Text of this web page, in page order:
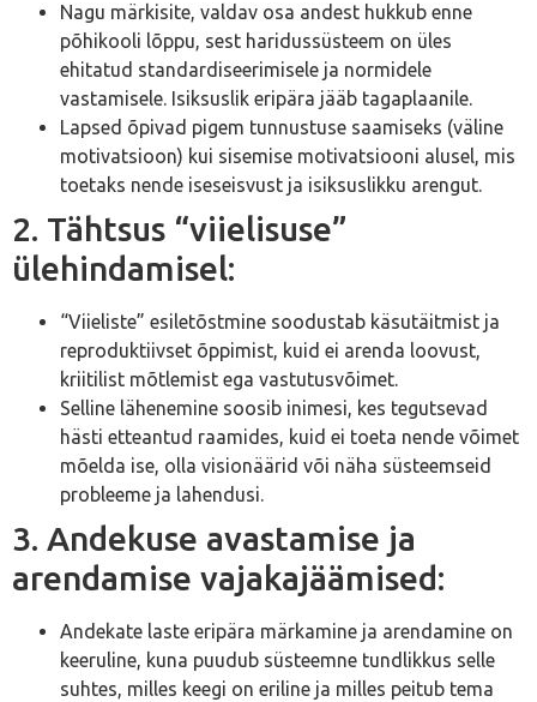
Nagu märkisite, valdav osa andest hukkub enne
põhikooli lõppu, sest haridussüsteem on üles
ehitatud standardiseerimisele ja normidele
vastamisele. Isiksuslik eripära jääb tagaplaanile.
Lapsed õpivad pigem tunnustuse saamiseks (väline
motivatsioon) kui sisemise motivatsiooni alusel, mis
toetaks nende iseseisvust ja isiksuslikku arengut.
2. Tähtsus “viielisuse”
ülehindamisel:
“Viieliste” esiletõstmine soodustab käsutäitmist ja
reproduktiivset õppimist, kuid ei arenda loovust,
kriitilist mõtlemist ega vastutusvõimet.
Selline lähenemine soosib inimesi, kes tegutsevad
hästi etteantud raamides, kuid ei toeta nende võimet
mõelda ise, olla visionäärid või näha süsteemseid
probleeme ja lahendusi.
3. Andekuse avastamise ja
arendamise vajakajäämised:
Andekate laste eripära märkamine ja arendamine on
keeruline, kuna puudub süsteemne tundlikkus selle
suhtes, milles keegi on eriline ja milles peitub tema